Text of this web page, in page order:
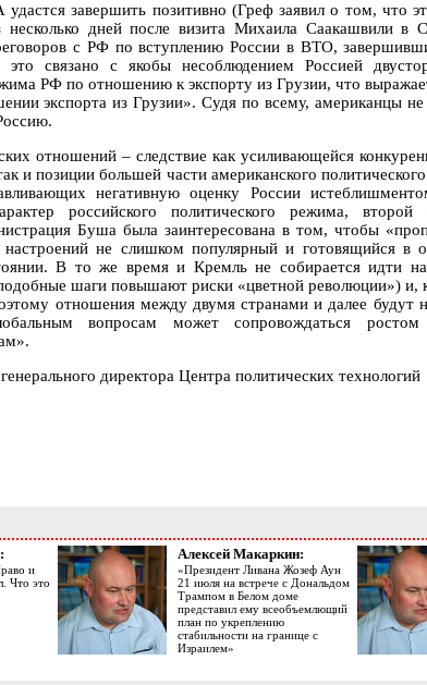
завершить позитивно (Греф заявил о том, что
несколько дней после визита Михаила Саакашвили
с РФ по вступлению России в ВТО,
это связано с якобы несоблюдением Россией
РФ по отношению к экспорту из Грузии, что
экспорта из Грузии». Судя по всему, американцы не
отношений – следствие как усиливающейся
и позиции большей части американского
негативную оценку России
российского политического режима,
Буша была заинтересована в том, чтобы
не слишком популярный и готовящийся в
В то же время и Кремль не собирается идти на
шаги повышают риски «цветной революции») и,
отношения между двумя странами и далее будут
вопросам может сопровождаться
директора Центра политических технологий
и
Что это
Алексей Макаркин:
«Президент Ливана Жозеф Аун
21 июля на встрече с Дональдом
Трампом в Белом доме
представил ему всеобъемлющий
план по укреплению
стабильности на границе с
Израилем»